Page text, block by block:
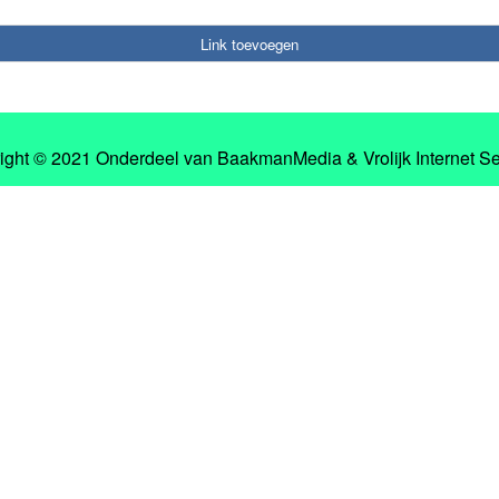
Link toevoegen
© 2021 Onderdeel van BaakmanMedia& Vrolijk Internet